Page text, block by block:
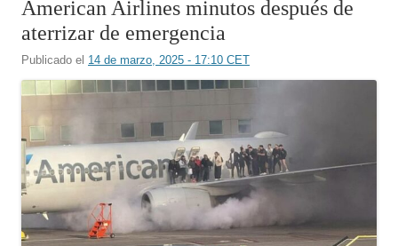
American Airlines minutos después de
aterrizar de emergencia
Publicado el 14 de marzo, 2025 - 17:10 CET